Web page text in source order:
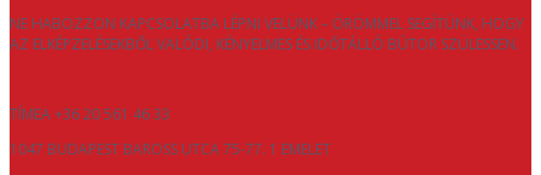
NE HABOZZON KAPCSOLATBA LÉPNI VELÜNK – ÖRÖMMEL SEGÍTÜNK, HOGY
AZ ELKÉPZELÉSEKBŐL VALÓDI, KÉNYELMES ÉS IDŐTÁLLÓ BÚTOR SZÜLESSEN.
TÍMEA +36 20 561 46 33
1047 BUDAPEST BAROSS UTCA 75-77. 1 EMELET